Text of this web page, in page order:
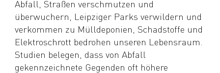
Abfall, Straßen verschmutzen und
überwuchern, Leipziger Parks verwildern und
verkommen zu Mülldeponien, Schadstoffe und
Elektroschrott bedrohen unseren Lebensraum.
Studien belegen, dass von Abfall
gekennzeichnete Gegenden oft höhere